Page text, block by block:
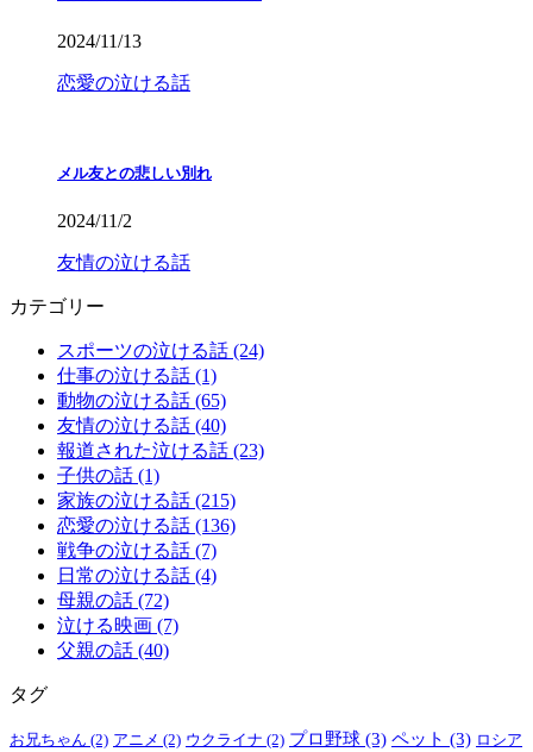
2024/11/13
恋愛の泣ける話
メル友との悲しい別れ
2024/11/2
友情の泣ける話
カテゴリー
スポーツの泣ける話 (24)
仕事の泣ける話 (1)
動物の泣ける話 (65)
友情の泣ける話 (40)
報道された泣ける話 (23)
子供の話 (1)
家族の泣ける話 (215)
恋愛の泣ける話 (136)
戦争の泣ける話 (7)
日常の泣ける話 (4)
母親の話 (72)
泣ける映画 (7)
父親の話 (40)
タグ
お兄ちゃん (2) アニメ (2) ウクライナ (2) プロ野球 (3) ペット (3) ロシア